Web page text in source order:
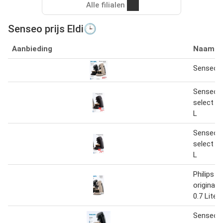
Alle filialen
Senseo prijs Eldi🕒
Aanbieding Naam
Senseo
Senseo
select
L
Senseo
select
L
Philips
original
0.7 Liter
Senseo